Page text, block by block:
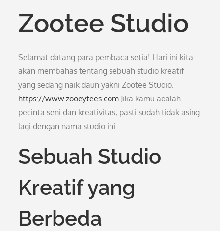
Zootee Studio
Selamat datang para pembaca setia! Hari ini kita
akan membahas tentang sebuah studio kreatif
yang sedang naik daun yakni Zootee Studio.
https://www.zooeytees.com Jika kamu adalah
pecinta seni dan kreativitas, pasti sudah tidak asing
lagi dengan nama studio ini.
Sebuah Studio
Kreatif yang
Berbeda